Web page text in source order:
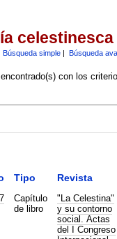
celestinesca
Búsqueda simple| Búsqueda
con los
Tipo Revista
Capítulo
de libro
"La Celestina"
y su contorno
social. Actas
del I Congreso